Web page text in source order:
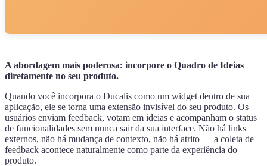
A abordagem mais poderosa: incorpore o Quadro de Ideias
diretamente no seu produto.
Quando você incorpora o Ducalis como um widget dentro de sua
aplicação, ele se torna uma extensão invisível do seu produto. Os
usuários enviam feedback, votam em ideias e acompanham o status
de funcionalidades sem nunca sair da sua interface. Não há links
externos, não há mudança de contexto, não há atrito — a coleta de
feedback acontece naturalmente como parte da experiência do
produto.